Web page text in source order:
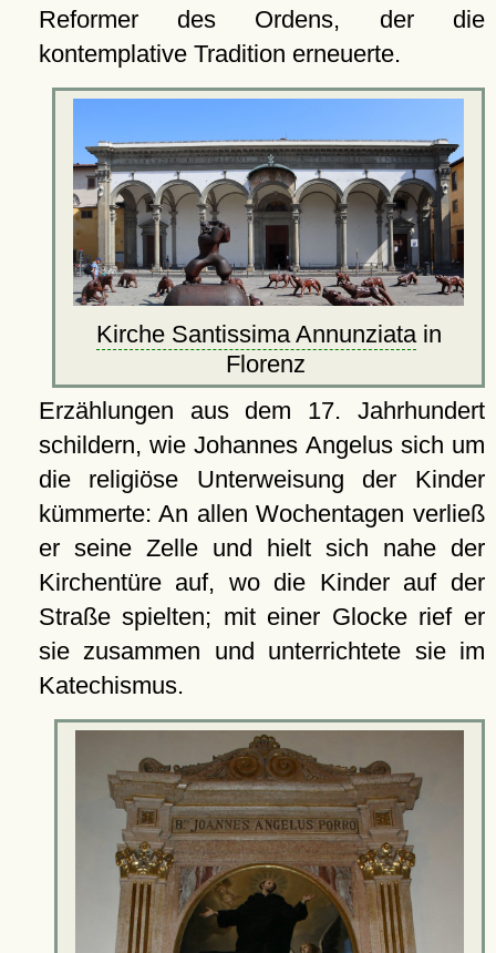
Reformer des Ordens, der die
kontemplative Tradition erneuerte.
Kirche Santissima Annunziatain
Florenz
Erzählungen aus dem 17. Jahrhundert
schildern, wie Johannes Angelus sich um
die religiöse Unterweisung der Kinder
kümmerte: An allen Wochentagen verließ
er seine Zelle und hielt sich nahe der
Kirchentüre auf, wo die Kinder auf der
Straße spielten; mit einer Glocke rief er
sie zusammen und unterrichtete sie im
Katechismus.